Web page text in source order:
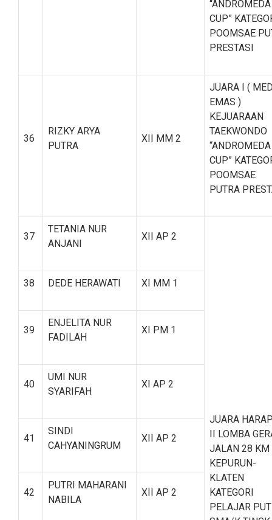
“ANDROMEDA
CUP”
POOMSAE
PRESTASI
36
RIZKY ARYA
PUTRA
XII MM 2
JUARA I (
EMAS )
KEJUARAAN
TAEKWONDO
“ANDROMEDA
CUP”
POOMSAE
PUTRA
37
TETANIA NUR
ANJANI
XII AP 2
JUARA
II LOMBA
JALAN 28 KM
KEPURUN-
KLATEN
KATEGORI
PELAJAR
38 DEDE HERAWATI XI MM 1
39
ENJELITA NUR
FADILAH
XI PM 1
40
UMI NUR
SYARIFAH
XI AP 2
41
SINDI
CAHYANINGRUM
XII AP 2
42
PUTRI MAHARANI
NABILA
XII AP 2